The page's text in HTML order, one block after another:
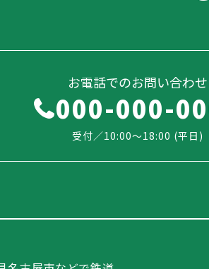
お電話でのお問い合わせ
000-000-
受付／10:00～18:00 (平日)